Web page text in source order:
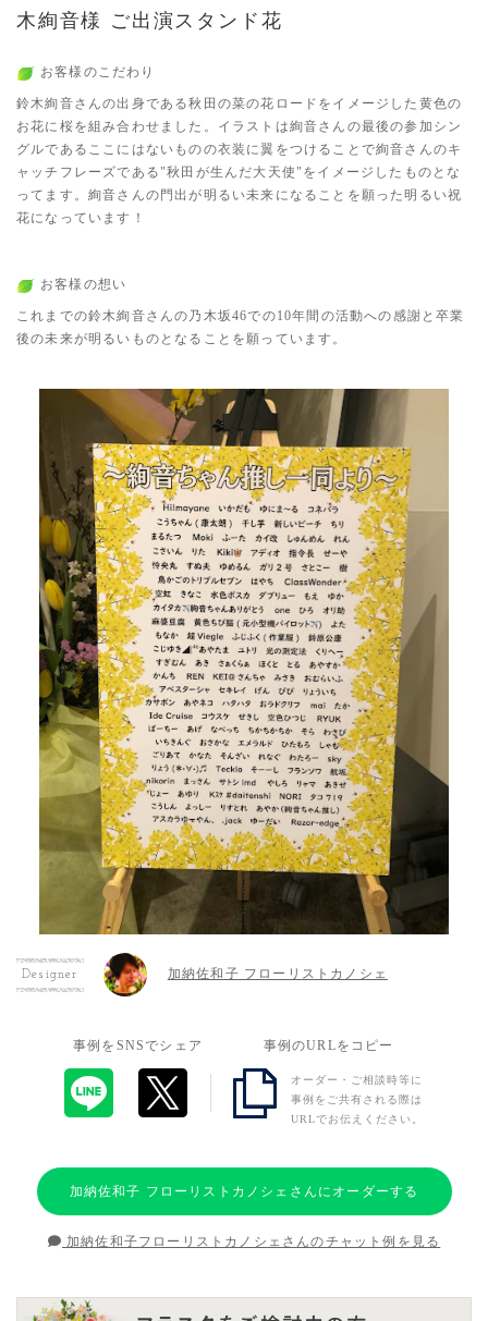
木絢音様 ご出演スタンド花
お客様のこだわり
鈴木絢音さんの出身である秋田の菜の花ロードをイメージした黄色の
お花に桜を組み合わせました。イラストは絢音さんの最後の参加シン
グルであるここにはないものの衣装に翼をつけることで絢音さんのキ
ャッチフレーズである"秋田が生んだ大天使"をイメージしたものとな
ってます。絢音さんの門出が明るい未来になることを願った明るい祝
花になっています！
お客様の想い
これまでの鈴木絢音さんの乃木坂46での10年間の活動への感謝と卒業
後の未来が明るいものとなることを願っています。
Designer 加納佐和子 フローリストカノシェ
事例をSNSでシェア 事例のURLをコピー
オーダー・ご相談時等に
事例をご共有される際は
URLでお伝えください。
加納佐和子 フローリストカノシェさんにオーダーする
加納佐和子フローリストカノシェさんのチャット例を見る